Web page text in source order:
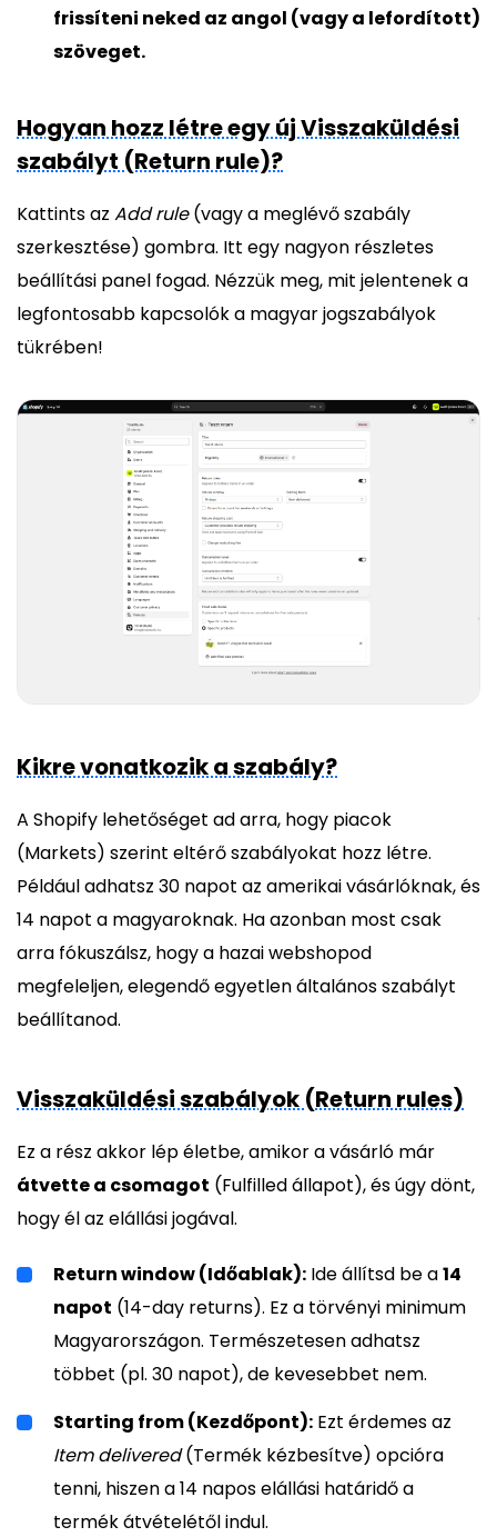
frissíteni neked az angol (vagy a lefordított)
szöveget.
Hogyan hozz létre egy új Visszaküldési
szabályt (Return rule)?
Kattints az Add rule(vagy a meglévő szabály
szerkesztése) gombra. Itt egy nagyon részletes
beállítási panel fogad. Nézzük meg, mit jelentenek a
legfontosabb kapcsolók a magyar jogszabályok
tükrében!
Kikre vonatkozik a szabály?
A Shopify lehetőséget ad arra, hogy piacok
(Markets) szerint eltérő szabályokat hozz létre.
Például adhatsz 30 napot az amerikai vásárlóknak, és
14 napot a magyaroknak. Ha azonban most csak
arra fókuszálsz, hogy a hazai webshopod
megfeleljen, elegendő egyetlen általános szabályt
beállítanod.
Visszaküldési szabályok (Return rules)
Ez a rész akkor lép életbe, amikor a vásárló már
átvette a csomagot (Fulfilled állapot), és úgy dönt,
hogy él az elállási jogával.
Return window (Időablak): Ide állítsd be a14
napot (14-day returns). Ez a törvényi minimum
Magyarországon. Természetesen adhatsz
többet (pl. 30 napot), de kevesebbet nem.
Starting from (Kezdőpont): Ezt érdemes az
Item delivered(Termék kézbesítve) opcióra
tenni, hiszen a 14 napos elállási határidő a
termék átvételétől indul.